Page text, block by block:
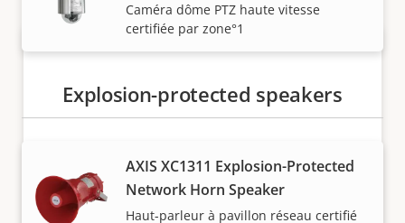
Caméra dôme PTZ haute vitesse
certifiée par zone°1
Explosion-protected speakers
AXIS XC1311 Explosion-Protected
Network Horn Speaker
Haut-parleur à pavillon réseau certifié
Vous voulez acheter des produits
Axis ?